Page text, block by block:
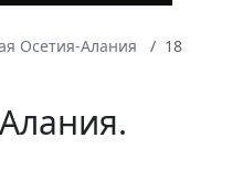
Осетия-Алания
18